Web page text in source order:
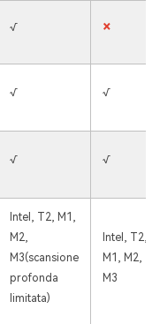
√ ×
√ √
√ √
Intel, T2, M1,
M2,
M3(scansione
profonda
limitata)
Intel, T2,
M1, M2,
M3